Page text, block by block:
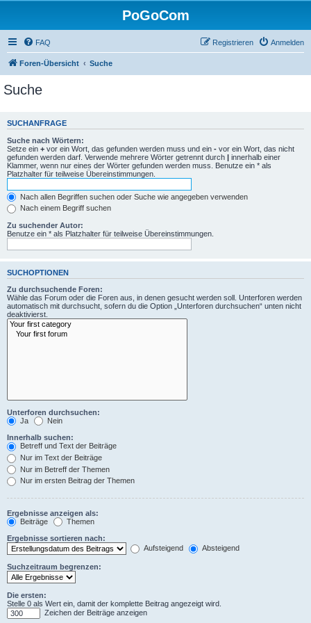
PoGoCom
FAQ Anmelden
Registrieren
Foren-Übersicht Suche
Suche
SUCHANFRAGE
Suche nach Wörtern:
Setze ein + vor ein Wort, das gefunden werden muss und ein - vor ein Wort, das nicht
gefunden werden darf. Verwende mehrere Wörter getrennt durch | innerhalb einer
Klammer, wenn nur eines der Wörter gefunden werden muss. Benutze ein * als
Platzhalter für teilweise Übereinstimmungen.
Nach allen Begriffen suchen oder Suche wie angegeben verwenden
Nach einem Begriff suchen
Zu suchender Autor:
Benutze ein * als Platzhalter für teilweise Übereinstimmungen.
SUCHOPTIONEN
Zu durchsuchende Foren:
Wähle das Forum oder die Foren aus, in denen gesucht werden soll. Unterforen werden
automatisch mit durchsucht, sofern du die Option „Unterforen durchsuchen“ unten nicht
deaktivierst.
Unterforen durchsuchen:
Ja
Nein
Innerhalb suchen:
Betreff und Text der Beiträge
Nur im Text der Beiträge
Nur im Betreff der Themen
Nur im ersten Beitrag der Themen
Ergebnisse anzeigen als:
Beiträge
Themen
Ergebnisse sortieren nach:
Aufsteigend
Absteigend
Suchzeitraum begrenzen:
Die ersten:
Stelle 0 als Wert ein, damit der komplette Beitrag angezeigt wird.
Zeichen der Beiträge anzeigen